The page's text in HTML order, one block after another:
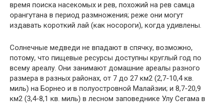
время поиска насекомых и рев, похожий на рев самца
орангутана в период размножения; реже они могут
издавать короткий лай (как носороги), когда удивлены.
Солнечные медведи не впадают в спячку, возможно,
потому, что пищевые ресурсы доступны круглый год по
всему ареалу. Они занимают домашние ареалы разного
размера в разных районах, от 7 до 27 км2 (2,7-10,4 кв.
миль) на Борнео и в полуостровной Малайзии; и 8,7-20,9
км2 (3,4-8,1 кв. миль) в лесном заповеднике Улу Сегама в